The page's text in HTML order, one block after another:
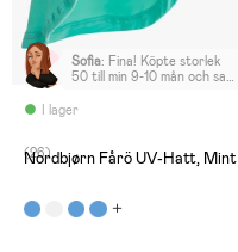
I lager
Sofia: Fina! Köpte storlek
50 till min 9-10 mån och satt
överdrivet
(26)
Nordbjørn Fårö UV-Hatt, Mint